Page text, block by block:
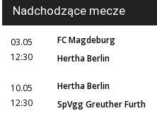
Nadchodzące mecze
03.05
12:30
FC Magdeburg
Hertha Berlin
10.05
12:30
Hertha Berlin
SpVgg Greuther Furth